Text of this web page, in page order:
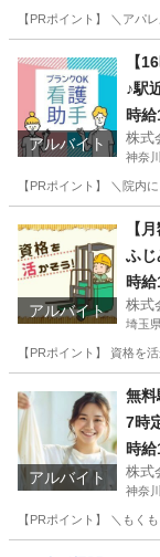
【PRポイント】 ＼アパ
銀
アルバイト
【
♪駅
時
株式
神奈
【PRポイント】 ＼院内
相模原市
アルバイト
【
ふ
時
株式
埼玉
【PRポイント】 資格を
ふ
アルバイト
無
7時
業
時
株式
神奈
【PRポイント】 ＼もく